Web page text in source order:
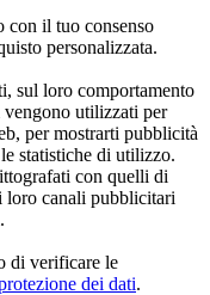
con il tuo consenso
personalizzata.
sul loro comportamento
utilizzati per
per mostrarti pubblicità
statistiche di utilizzo.
con quelli di
loro canali pubblicitari
di verificare le
dei dati.